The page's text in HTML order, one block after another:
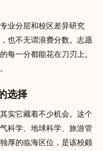
业分层和校区差异研究
也不无谓浪费分数。志愿
每一分都能花在刀刃上。
。
选择
实它藏着不少机会。这个
科学、地球科学、旅游管
厚的临海区位，是该校颇